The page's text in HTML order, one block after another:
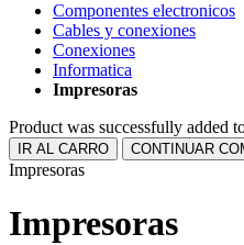
Componentes electronicos
Cables y conexiones
Conexiones
Informatica
Impresoras
Product was successfully added
IR AL CARRO CONTINUAR
Impresoras
Impresoras